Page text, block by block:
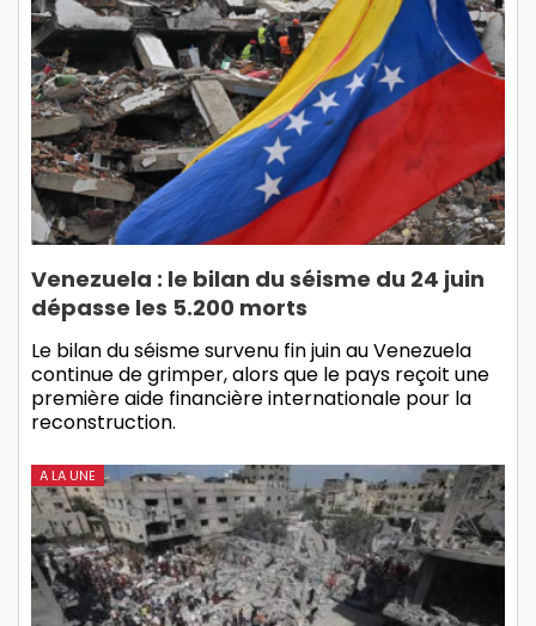
Venezuela : le bilan du séisme du 24 juin
dépasse les 5.200 morts
Le bilan du séisme survenu fin juin au Venezuela
continue de grimper, alors que le pays reçoit une
première aide financière internationale pour la
reconstruction.
A LA UNE